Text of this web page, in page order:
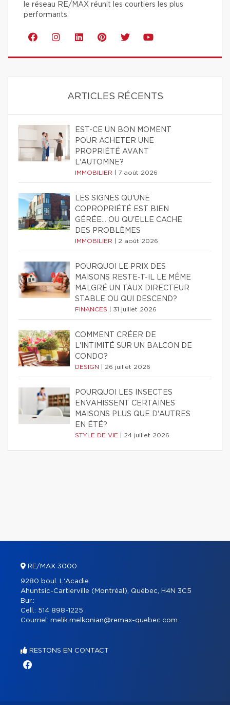
le réseau RE/MAX réunit les courtiers les plus
performants.
ARTICLES RÉCENTS
EST-CE UN BON MOMENT
POUR ACHETER UNE
PROPRIÉTÉ AVANT
L'AUTOMNE?
IMMOBILIER 7 août 2026
LES SIGNES QU'UNE
COPROPRIÉTÉ EST BIEN
GÉRÉE… OU QU'ELLE CACHE
DES PROBLÈMES
IMMOBILIER 2 août 2026
POURQUOI LE PRIX DES
MAISONS RESTE-T-IL LE MÊME
MALGRÉ UN TAUX DIRECTEUR
STABLE OU QUI DESCEND?
FINANCES 31 juillet 2026
COMMENT CRÉER DE
L'INTIMITÉ SUR UN BALCON DE
CONDO?
DESIGN 26 juillet 2026
POURQUOI LES INSECTES
ENVAHISSENT CERTAINES
MAISONS PLUS QUE D'AUTRES
EN ÉTÉ?
STYLE DE VIE 24 juillet 2026
RE/MAX 3000
9280 boul. L'Acadie
Ahuntsic-Cartierville (Montréal), Québec, H4N 3C5
Bur.:
Cell.: 514 898-1225
Courriel: melik.melkonian@remax-quebec.com
RESTONS EN CONTACT